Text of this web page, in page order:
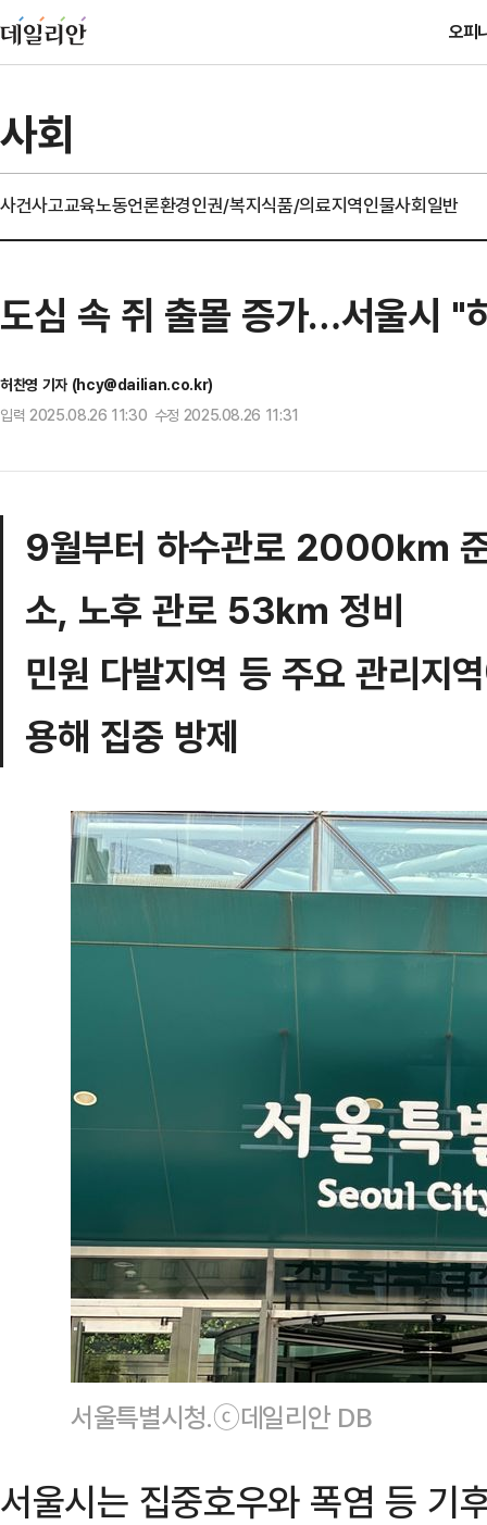
오피
사회
사건사고교육노동언론환경인권/복지식품/의료지역인물사회일반
도심 속 쥐 출몰 증가…서울시 "
허찬영 기자 (hcy@dailian.co.kr)
입력 2025.08.26 11:30 수정 2025.08.26 11:31
9월부터 하수관로 2000㎞
소, 노후 관로 53㎞ 정비
민원 다발지역 등 주요 관리지
용해 집중 방제
서울특별시청.ⓒ데일리안 DB
서울시는 집중호우와 폭염 등 기